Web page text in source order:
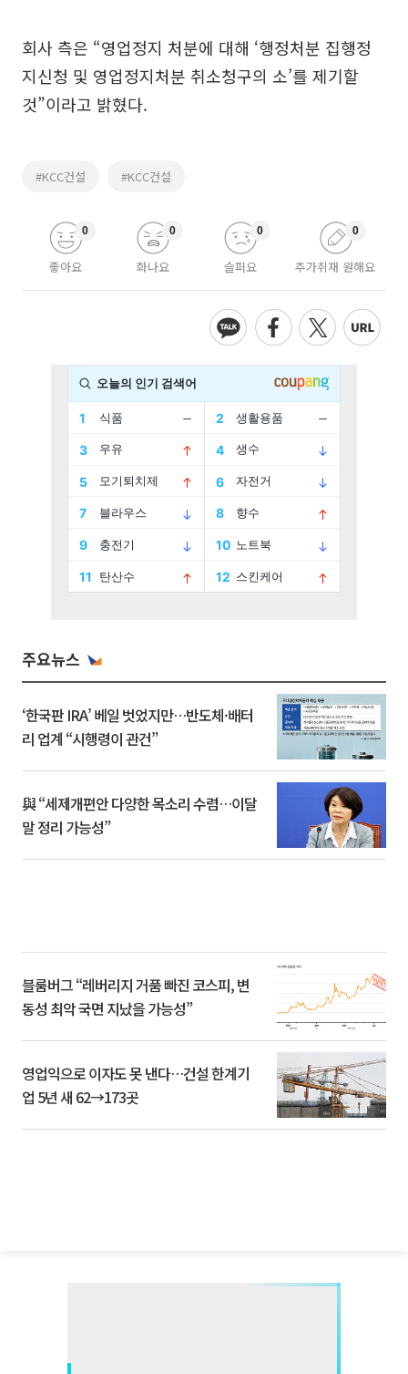
회사 측은 “영업정지 처분에 대해 ‘행정처분 집행정
지신청 및 영업정지처분 취소청구의 소’를 제기할
것”이라고 밝혔다.
#KCC건설 #KCC건설
좋아요
0
화나요
0
슬퍼요
0
추가취재 원해요
0
주요뉴스
‘한국판 IRA’ 베일 벗었지만…반도체·배터
리 업계 “시행령이 관건”
與 “세제개편안 다양한 목소리 수렴…이달
말 정리 가능성”
블룸버그 “레버리지 거품 빠진 코스피, 변
동성 최악 국면 지났을 가능성”
영업익으로 이자도 못 낸다…건설 한계기
업 5년 새 62→173곳